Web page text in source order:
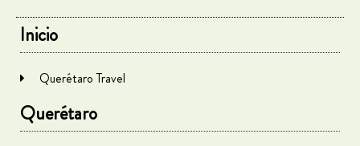
Inicio
Querétaro Travel
Querétaro